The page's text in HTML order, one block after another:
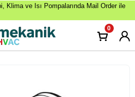
Klima ve Isı Pompalarında Mail Order ile
0